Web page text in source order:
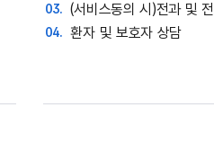
(서비스동의 시)전과 및
환자 및 보호자 상담